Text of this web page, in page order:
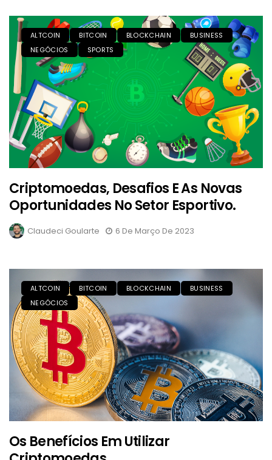
ALTCOIN BITCOIN BLOCKCHAIN
BUSINESS
NEGÓCIOS
SPORTS
Criptomoedas, Desafios E As Novas
Oportunidades No Setor Esportivo.
Claudeci Goularte 6 De Março De 2023
ALTCOIN BITCOIN BLOCKCHAIN
BUSINESS
NEGÓCIOS
Os Benefícios Em Utilizar